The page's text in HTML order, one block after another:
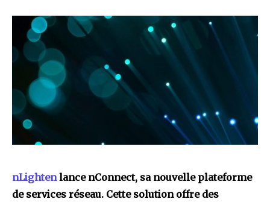
nLightenlance nConnect, sa nouvelle plateforme
de services réseau. Cette solution offre des